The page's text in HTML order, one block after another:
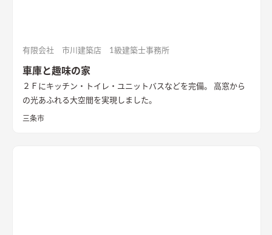
有限会社 市川建築店 1級建築士事務所
車庫と趣味の家
２Ｆにキッチン・トイレ・ユニットバスなどを完備。 高窓から
の光あふれる大空間を実現しました。
三条市